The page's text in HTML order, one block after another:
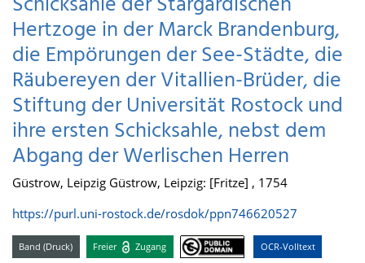
Hertzoge in der Marck Brandenburg,
die Empörungen der See-Städte, die
Räubereyen der Vitallien-Brüder, die
Stiftung der Universität Rostock und
ihre ersten Schicksahle, nebst dem
Abgang der Werlischen Herren
Güstrow, Leipzig Güstrow, Leipzig: [Fritze] , 1754
https://purl.uni-rostock.de/rosdok/ppn746620527
Band (Druck) Freier Zugang OCR-Volltext